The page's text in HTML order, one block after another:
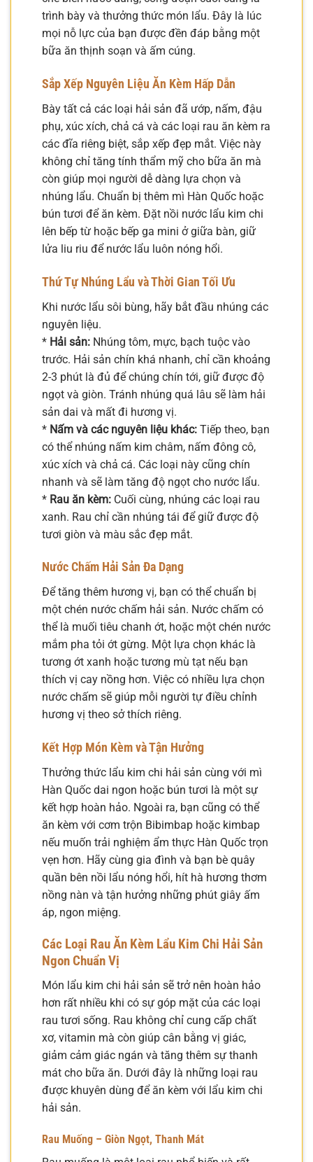
trình bày và thưởng thức món lẩu. Đây là lúc
mọi nỗ lực của bạn được đền đáp bằng một
bữa ăn thịnh soạn và ấm cúng.
Sắp Xếp Nguyên Liệu Ăn Kèm Hấp Dẫn
Bày tất cả các loại hải sản đã ướp, nấm, đậu
phụ, xúc xích, chả cá và các loại rau ăn kèm ra
các đĩa riêng biệt, sắp xếp đẹp mắt. Việc này
không chỉ tăng tính thẩm mỹ cho bữa ăn mà
còn giúp mọi người dễ dàng lựa chọn và
nhúng lẩu. Chuẩn bị thêm mì Hàn Quốc hoặc
bún tươi để ăn kèm. Đặt nồi nước lẩu kim chi
lên bếp từ hoặc bếp ga mini ở giữa bàn, giữ
lửa liu riu để nước lẩu luôn nóng hổi.
Thứ Tự Nhúng Lẩu và Thời Gian Tối Ưu
Khi nước lẩu sôi bùng, hãy bắt đầu nhúng các
nguyên liệu.
* Hải sản: Nhúng tôm, mực, bạch tuộc vào
trước. Hải sản chín khá nhanh, chỉ cần khoảng
2-3 phút là đủ để chúng chín tới, giữ được độ
ngọt và giòn. Tránh nhúng quá lâu sẽ làm hải
sản dai và mất đi hương vị.
* Nấm và các nguyên liệu khác: Tiếp theo, bạn
có thể nhúng nấm kim châm, nấm đông cô,
xúc xích và chả cá. Các loại này cũng chín
nhanh và sẽ làm tăng độ ngọt cho nước lẩu.
* Rau ăn kèm: Cuối cùng, nhúng các loại rau
xanh. Rau chỉ cần nhúng tái để giữ được độ
tươi giòn và màu sắc đẹp mắt.
Nước Chấm Hải Sản Đa Dạng
Để tăng thêm hương vị, bạn có thể chuẩn bị
một chén nước chấm hải sản. Nước chấm có
thể là muối tiêu chanh ớt, hoặc một chén nước
mắm pha tỏi ớt gừng. Một lựa chọn khác là
tương ớt xanh hoặc tương mù tạt nếu bạn
thích vị cay nồng hơn. Việc có nhiều lựa chọn
nước chấm sẽ giúp mỗi người tự điều chỉnh
hương vị theo sở thích riêng.
Kết Hợp Món Kèm và Tận Hưởng
Thưởng thức lẩu kim chi hải sản cùng với mì
Hàn Quốc dai ngon hoặc bún tươi là một sự
kết hợp hoàn hảo. Ngoài ra, bạn cũng có thể
ăn kèm với cơm trộn Bibimbap hoặc kimbap
nếu muốn trải nghiệm ẩm thực Hàn Quốc trọn
vẹn hơn. Hãy cùng gia đình và bạn bè quây
quần bên nồi lẩu nóng hổi, hít hà hương thơm
nồng nàn và tận hưởng những phút giây ấm
áp, ngon miệng.
Các Loại Rau Ăn Kèm Lẩu Kim Chi Hải Sản
Ngon Chuẩn Vị
Món lẩu kim chi hải sản sẽ trở nên hoàn hảo
hơn rất nhiều khi có sự góp mặt của các loại
rau tươi sống. Rau không chỉ cung cấp chất
xơ, vitamin mà còn giúp cân bằng vị giác,
giảm cảm giác ngán và tăng thêm sự thanh
mát cho bữa ăn. Dưới đây là những loại rau
được khuyên dùng để ăn kèm với lẩu kim chi
hải sản.
Rau Muống – Giòn Ngọt, Thanh Mát